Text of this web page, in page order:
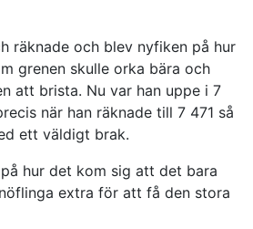
räknade och blev nyfiken på hur
grenen skulle orka bära och
att brista. Nu var han uppe i 7
när han räknade till 7 471 så
ett väldigt brak.
hur det kom sig att det bara
extra för att få den stora